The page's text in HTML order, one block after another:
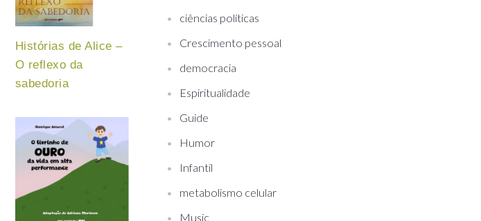
Histórias de Alice –
O reflexo da
sabedoria
ciências políticas
Crescimento pessoal
democracia
Espiritualidade
Guide
Humor
Infantil
metabolismo celular
Music